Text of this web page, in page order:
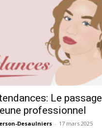
Le passage
professionnel
Desaulniers - 17 mars 2025